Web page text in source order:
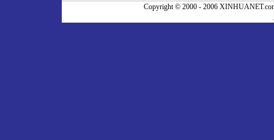
Copyright © 2000 - 2006